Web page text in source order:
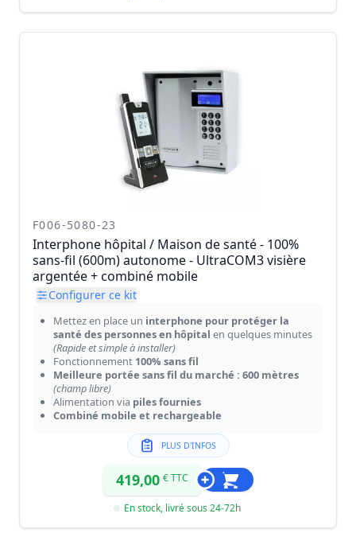
F006-5080-23
Interphone hôpital / Maison de santé - 100%
sans-fil (600m) autonome - UltraCOM3 visière
argentée + combiné mobile
Configurer ce kit
Mettez en place un interphone pour protéger la
santé des personnes en hôpital en quelques minutes
(Rapide et simple à installer)
Fonctionnement 100% sans fil
Meilleure portée sans fil du marché : 600 mètres
(champ libre)
Alimentation via piles fournies
Combiné mobile et rechargeable
PLUS D'INFOS
419,00 € TTC
En stock, livré sous 24-72h